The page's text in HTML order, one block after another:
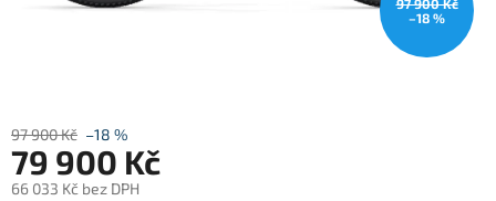
–18 %
97 900 Kč –18 %
79 900 Kč
66 033 Kč bez DPH